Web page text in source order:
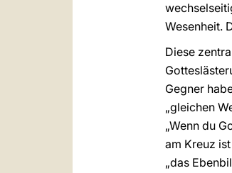
Wesenheit.
Diese
Gegner
„gleichen
„Wenn du
am Kreuz
„das